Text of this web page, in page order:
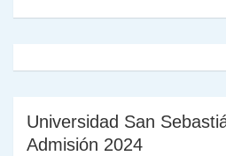
Universidad San
Admisión 2024